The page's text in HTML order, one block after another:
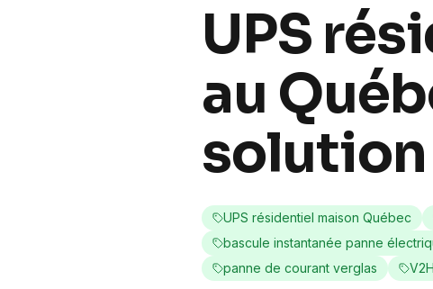
UPS
au
UPS résidentiel maison Québec
bascule instantanée panne
panne de courant verglas